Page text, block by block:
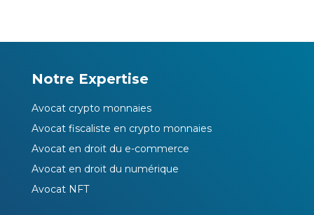
Notre Expertise
Avocat crypto monnaies
Avocat fiscaliste en crypto monnaies
Avocat en droit du e-commerce
Avocat en droit du numérique
Avocat NFT